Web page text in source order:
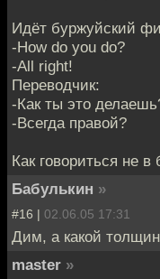
Идёт буржуйский
-How do you do?
-All right!
Переводчик:
-Как ты это
-Всегда правой?
Как говориться не в
Бабулькин »
#16 | 02.06.05 17:31
Дим, а какой
master »